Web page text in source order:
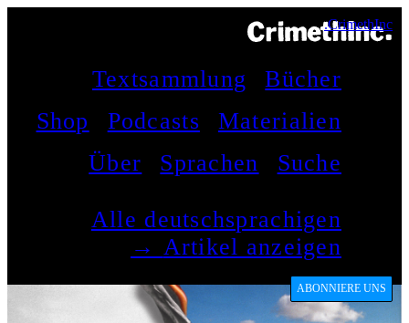
CrimethInc.
Bücher
Textsammlung
Materialien
Podcasts
Shop
Suche
Sprachen
Über
Alle deutschsprachigen
Artikel anzeigen →
ABONNIERE UNS